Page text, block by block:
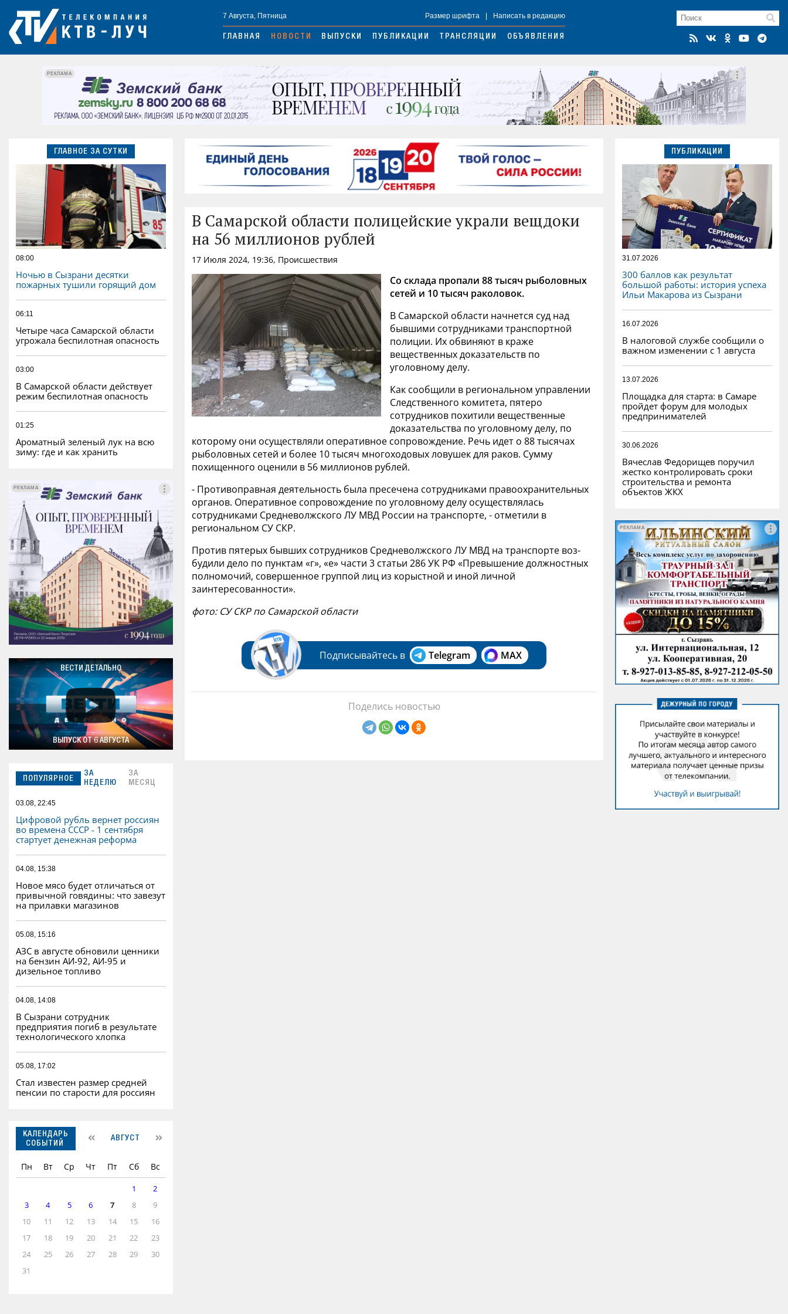
7 Августа, Пятница Размер шрифта Написать в редакцию
ГЛАВНАЯ НОВОСТИ ВЫПУСКИ ПУБЛИКАЦИИ ТРАНСЛЯЦИИ ОБЪЯВЛЕНИЯ
РЕКЛАМА
ГЛАВНОЕ ЗА СУТКИ
08:00
Ночью в Сызрани десятки
пожарных тушили горящий дом
06:11
Четыре часа Самарской области
угрожала беспилотная опасность
03:00
В Самарской области действует
режим беспилотная опасность
01:25
Ароматный зеленый лук на всю
зиму: где и как хранить
РЕКЛАМА
РЕКЛАМА
ВЕСТИ ДЕТАЛЬНО
ВЫПУСК ОТ 6 АВГУСТА
ПОПУЛЯРНОЕ
ЗА
НЕДЕЛЮ
ЗА
МЕСЯЦ
03.08, 22:45
Цифровой рубль вернет россиян
во времена СССР - 1 сентября
стартует денежная реформа
04.08, 15:38
Новое мясо будет отличаться от
привычной говядины: что завезут
на прилавки магазинов
05.08, 15:16
АЗС в августе обновили ценники
на бензин АИ-92, АИ-95 и
дизельное топливо
04.08, 14:08
В Сызрани сотрудник
предприятия погиб в результате
технологического хлопка
05.08, 17:02
Стал известен размер средней
пенсии по старости для россиян
КАЛЕНДАРЬ
СОБЫТИЙ
АВГУСТ
Пн Вт Ср Чт Пт Сб Вс
1
2
3
4 5 6 7 8
9
10
11 12 13 14 15
16
17
18 19 20 21 22
23
24
25 26 27 28 29
30
31
В Самарской области полицейские украли вещдоки
на 56 миллионов рублей
17 Июля 2024, 19:36, Происшествия
Со склада пропали 88 тысяч рыболовных
сетей и 10 тысяч раколовок.
В Самарской области начнется суд над
бывшими сотрудниками транспортной
полиции. Их обвиняют в краже
вещественных доказательств по
уголовному делу.
Как сообщили в региональном управлении
Следственного комитета, пятеро
сотрудников похитили вещественные
доказательства по уголовному делу, по
которому они осуществляли оперативное сопровождение. Речь идет о 88 тысячах
рыболовных сетей и более 10 тысяч многоходовых ловушек для раков. Сумму
похищенного оценили в 56 миллионов рублей.
- Противоправная деятельность была пресечена сотрудниками правоохранительных
органов. Оперативное сопровождение по уголовному делу осуществлялась
сотрудниками Средневолжского ЛУ МВД России на транспорте, - отметили в
региональном СУ СКР.
Против пятерых бывших сотрудников Средневолжского ЛУ МВД на транспорте воз-
будили дело по пунктам «г», «е» части 3 статьи 286 УК РФ «Превышение должностных
полномочий, совершенное группой лиц из корыстной и иной личной
заинтересованности».
фото: СУ СКР по Самарской области
Подписывайтесь в Telegram MAX
Поделись новостью
ПУБЛИКАЦИИ
31.07.2026
300 баллов как результат
большой работы: история успеха
Ильи Макарова из Сызрани
16.07.2026
В налоговой службе сообщили о
важном изменении с 1 августа
13.07.2026
Площадка для старта: в Самаре
пройдет форум для молодых
предпринимателей
30.06.2026
Вячеслав Федорищев поручил
жестко контролировать сроки
строительства и ремонта
объектов ЖКХ
РЕКЛАМА